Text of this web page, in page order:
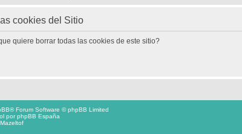
cookies del Sitio
quiere borrar todas las cookies de este sitio?
® Forum Software © phpBB Limited
porphpBB España
Mazeltof